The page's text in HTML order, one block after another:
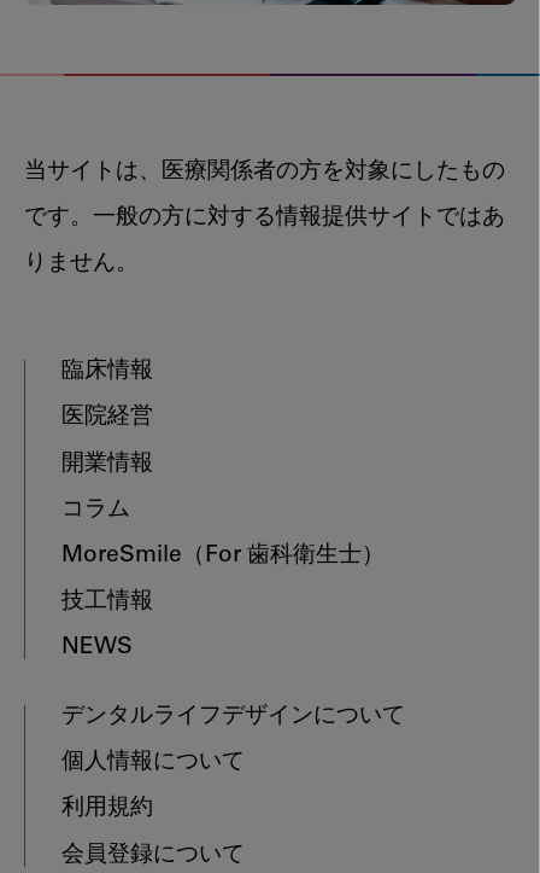
当サイトは、医療関係者の方を対象にしたもの
です。一般の方に対する情報提供サイトではあ
りません。
臨床情報
医院経営
開業情報
コラム
MoreSmile （For 歯科衛生士）
技工情報
NEWS
デンタルライフデザインについて
個人情報について
利用規約
会員登録について